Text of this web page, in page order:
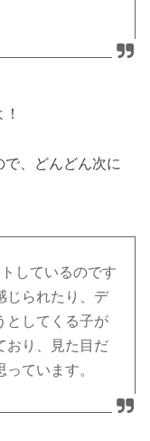
、どんどん次に
しているのです
じられたり、デ
としてくる子が
おり、見た目だ
ています。